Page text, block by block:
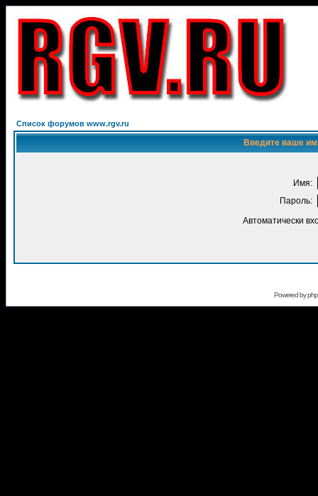
Список форумов www.rgv.ru
Введите ваше
Имя:
Пароль:
Автоматически
Powered by